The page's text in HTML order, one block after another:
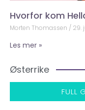
Hvorfor kom
Morten Thomassen 29.
Les mer »
Østerrike
FULL